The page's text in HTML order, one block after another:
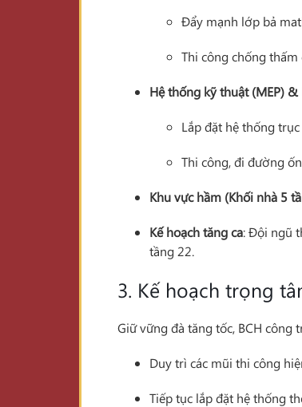
Đẩy mạnh lớp bả
Thi công chống
Hệ thống kỹ thuật (MEP) &
Lắp đặt hệ thống
Thi công, đi đường
Khu vực hầm (Khối nhà 5
Kế hoạch tăng ca: Đội ngũ
tầng 22.
3. Kế hoạch trọng
Giữ vững đà tăng tốc, BCH
Duy trì các mũi thi công
Tiếp tục lắp đặt hệ thống